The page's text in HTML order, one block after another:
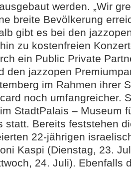
werden. „Wir
breite Bevölkerung
gibt es bei den
zu kostenfreien
ein Public Private
den jazzopen
im Rahmen ihrer
noch umfangreicher.
StadtPalais – Museum
statt. Bereits feststehen
22-jährigen
Kaspi (Dienstag, 23.
24. Juli). Ebenfalls